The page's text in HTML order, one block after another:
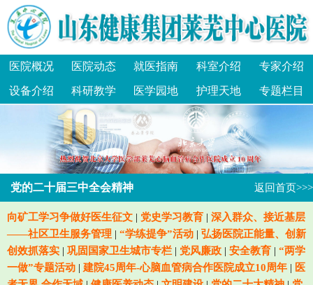
医院概况 医院动态 就医指南 科室介绍 专家介绍
设备介绍 科研教学 医学园地 护理天地 专题栏目
党的二十届三中全会精神 返回首页>>>
向矿工学习争做好医生征文 | 党史学习教育 | 深入群众、接近基层
——社区卫生服务管理 | “学练提争”活动 | 弘扬医院正能量、创新
创效抓落实 | 巩固国家卫生城市专栏 | 党风廉政 | 安全教育 | “两学
一做”专题活动 | 建院45周年-心脑血管病合作医院成立10周年 | 医